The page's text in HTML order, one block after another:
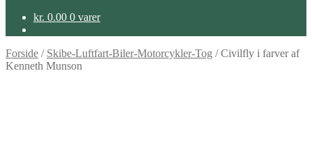
kr. 0.00 0 varer
Forside / Skibe-Luftfart-Biler-Motorcykler-Tog /Civilfly i farver af
Kenneth Munson